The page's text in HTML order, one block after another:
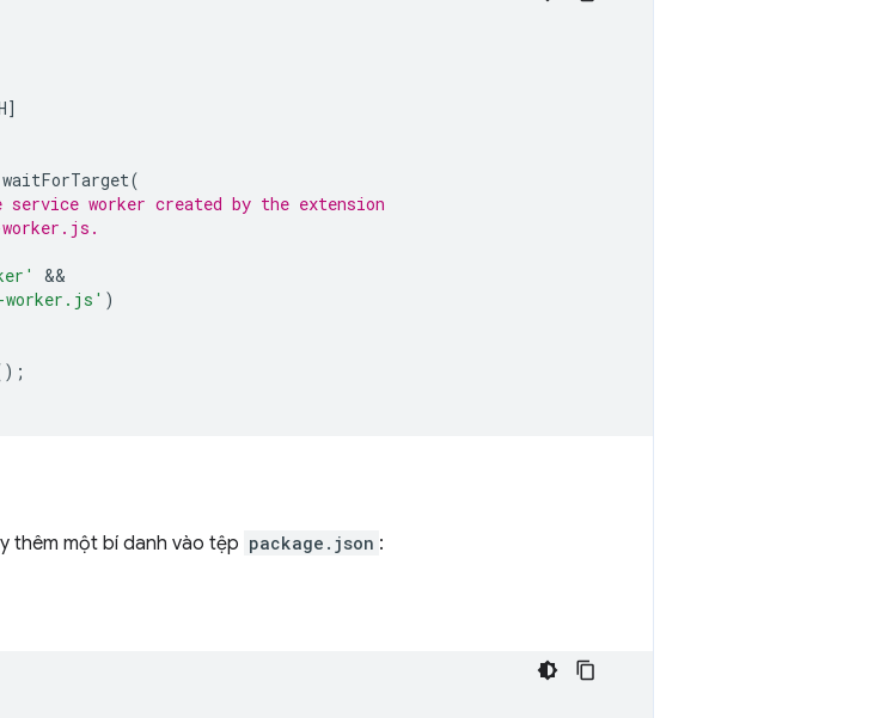
]
waitForTarget(
worker created by the extension
)
thêm một bí danh vào tệp package.json :